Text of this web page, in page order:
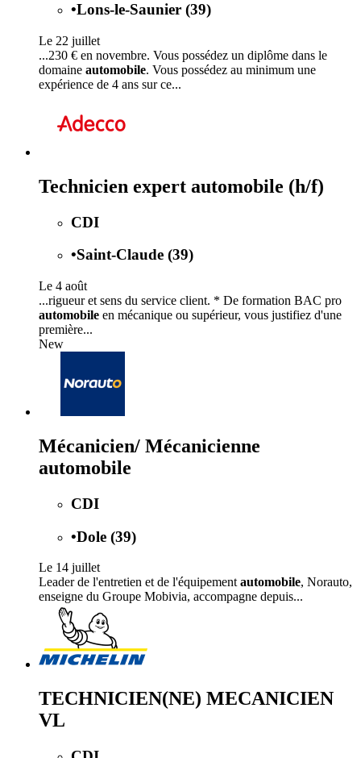
•Lons-le-Saunier (39)
Le 22 juillet
...230 € en novembre. Vous possédez un diplôme dans le
domaine automobile. Vous possédez au minimum une
expérience de 4 ans sur ce...
Technicien expert automobile (h/f)
CDI
•Saint-Claude (39)
Le 4 août
...rigueur et sens du service client. * De formation BAC pro
automobile en mécanique ou supérieur, vous justifiez d'une
première...
New
Mécanicien/ Mécanicienne
automobile
CDI
•Dole (39)
Le 14 juillet
Leader de l'entretien et de l'équipement automobile, Norauto,
enseigne du Groupe Mobivia, accompagne depuis...
TECHNICIEN(NE) MECANICIEN
VL